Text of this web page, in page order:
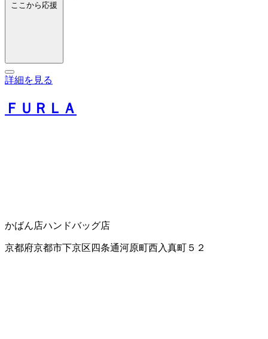
ここから応援
詳細を見る
ＦＵＲＬＡ
かばん店ハンドバッグ店
京都府京都市下京区四条通河原町西入真町５２